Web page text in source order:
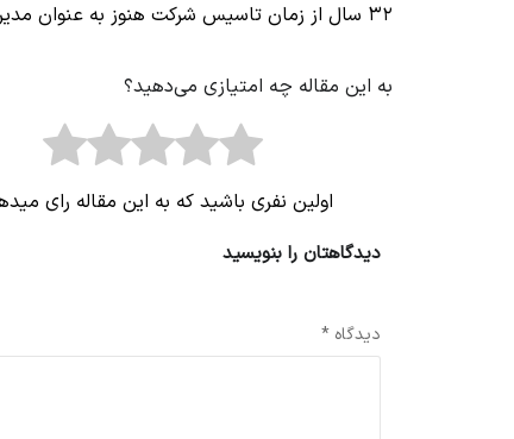
32 سال از زمان تاسیس شرکت هنوز به عنوان مدیر عامل و رئیس هیئت مدیره MicroStrategy فعالیت می‌کند.
به این مقاله چه امتیازی می‌دهید؟
اولین نفری باشید که به این مقاله رای
دیدگاهتان را بنویسید
دیدگاه *